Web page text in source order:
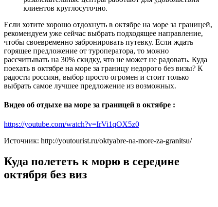
клиентов круглосуточно.
Если хотите хорошо отдохнуть в октябре на море за границей,
рекомендуем уже сейчас выбрать подходящее направление,
чтобы своевременно забронировать путевку. Если ждать
горящее предложение от туроператора, то можно
рассчитывать на 30% скидку, что не может не радовать. Куда
поехать в октябре на море за границу недорого без визы? К
радости россиян, выбор просто огромен и стоит только
выбрать самое лучшее предложение из возможных.
Видео об отдыхе на море за границей в октябре :
https://youtube.com/watch?v=IrVi1qOX5z0
Источник: http://youtourist.ru/oktyabre-na-more-za-granitsu/
Куда полететь к морю в середине
октября без виз